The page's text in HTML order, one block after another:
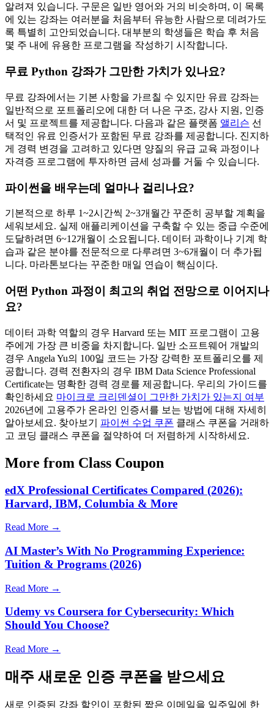
알려져 있습니다. 구문은 일반 영어와 거의 비슷하며, 이 목록
에 있는 강좌는 여러분을 처음부터 유능한 사람으로 데려가도
록 특별히 고안되었습니다. 대부분의 학생들은 학습 후 처음
몇 주 내에 유용한 프로그램을 작성하기 시작합니다.
무료 Python 강좌가 그만한 가치가 있나요?
무료 강좌에서는 기본 사항을 가르칠 수 있지만 유료 강좌는
일반적으로 포트폴리오에 대한 더 나은 구조, 강사 지원, 인증
서 및 프로젝트를 제공합니다. 다음과 같은 플랫폼 앨리슨 선
택적인 유료 인증서가 포함된 무료 강좌를 제공합니다. 진지하
게 경력 변경을 고려하고 있다면 양질의 유급 교육 과정이나
자격증 프로그램에 투자하면 금세 성과를 거둘 수 있습니다.
파이썬을 배우는데 얼마나 걸리나요?
기본적으로 하루 1~2시간씩 2~3개월간 꾸준히 공부할 계획을
세워보세요. 실제 애플리케이션을 구축할 수 있는 중급 수준에
도달하려면 6~12개월이 소요됩니다. 데이터 과학이나 기계 학
습과 같은 분야를 전문적으로 다루려면 3~6개월이 더 추가됩
니다. 마라톤보다는 꾸준한 매일 연습이 핵심이다.
어떤 Python 과정이 최고의 취업 전망으로 이어지나
요?
데이터 과학 역할의 경우 Harvard 또는 MIT 프로그램이 고용
주에게 가장 큰 비중을 차지합니다. 일반 소프트웨어 개발의
경우 Angela Yu의 100일 코드는 가장 강력한 포트폴리오를 제
공합니다. 경력 전환자의 경우 IBM Data Science Professional
Certificate는 명확한 경력 경로를 제공합니다. 우리의 가이드를
확인하세요 마이크로 크리덴셜이 그만한 가치가 있는지 여부
2026년에 고용주가 온라인 인증서를 보는 방법에 대해 자세히
알아보세요. 찾아보기 파이썬 수업 쿠폰 클래스 쿠폰을 거래하
고 코딩 클래스 쿠폰을 절약하여 더 저렴하게 시작하세요.
More from Class Coupon
edX Professional Certificates Compared (2026):
Harvard, IBM, Columbia & More
Read More →
AI Master’s With No Programming Experience:
Tuition & Programs (2026)
Read More →
Udemy vs Coursera for Cybersecurity: Which
Should You Choose?
Read More →
매주 새로운 인증 쿠폰을 받으세요
새로 인증된 강좌 할인이 포함된 짧은 이메일을 일주일에 한